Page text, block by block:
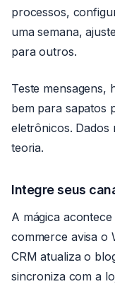
processos,
uma semana,
para outros.
Teste mensagens,
bem para sapatos
eletrônicos. Dados
teoria.
Integre seus
A mágica
commerce avisa o
CRM atualiza o
sincroniza com a